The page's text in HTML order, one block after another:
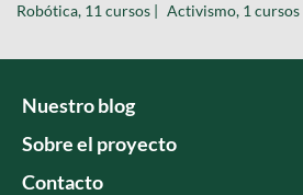
Robótica, 11 cursos | Activismo, 1 cursos
Nuestro blog
Sobre el proyecto
Contacto